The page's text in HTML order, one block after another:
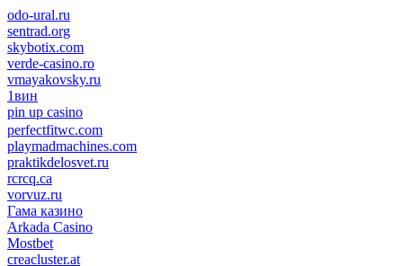
odo-ural.ru
sentrad.org
skybotix.com
verde-casino.ro
vmayakovsky.ru
1вин
pin up casino
пин ап
1win
perfectfitwc.com
playmadmachines.com
praktikdelosvet.ru
rcrcq.ca
vorvuz.ru
Гама казино
Arkada Casino
Mostbet
creacluster.at